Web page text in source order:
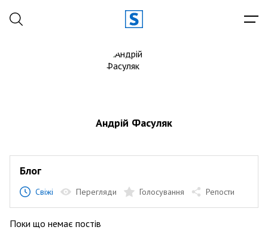
Андрій Фасуляк
Блог
Свіжі Перегляди Голосування Репости
Поки що немає постів